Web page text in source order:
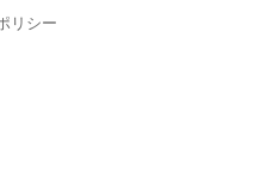
リシー